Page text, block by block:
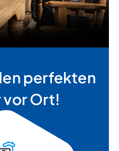
perfekten
vor Ort!